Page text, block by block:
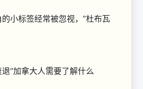
小标签经常被忽视，”杜布瓦
”加拿大人需要了解什么